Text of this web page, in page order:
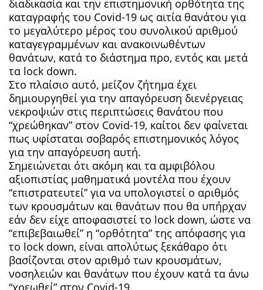
διαδικασία και την επιστημονική ορθότητα της
καταγραφής του Covid-19 ως αιτία θανάτου για
το μεγαλύτερο μέρος του συνολικού αριθμού
καταγεγραμμένων και ανακοινωθέντων
θανάτων, κατά το διάστημα προ, εντός και μετά
τα lock down.
Στο πλαίσιο αυτό, μείζον ζήτημα έχει
δημιουργηθεί για την απαγόρευση διενέργειας
νεκροψιών στις περιπτώσεις θανάτου που
“χρεώθηκαν” στον Covid-19, καίτοι δεν φαίνεται
πως υφίσταται σοβαρός επιστημονικός λόγος
για την απαγόρευση αυτή.
Σημειώνεται ότι ακόμη και τα αμφιβόλου
αξιοπιστίας μαθηματικά μοντέλα που έχουν
“επιστρατευτεί” για να υπολογιστεί ο αριθμός
των κρουσμάτων και θανάτων που θα υπήρχαν
εάν δεν είχε αποφασιστεί το lock down, ώστε να
“επιβεβαιωθεί” η “ορθότητα” της απόφασης για
το lock down, είναι απολύτως ξεκάθαρο ότι
βασίζονται στον αριθμό των κρουσμάτων,
νοσηλειών και θανάτων που έχουν κατά τα άνω
“χρεωθεί” στον Covid-19.